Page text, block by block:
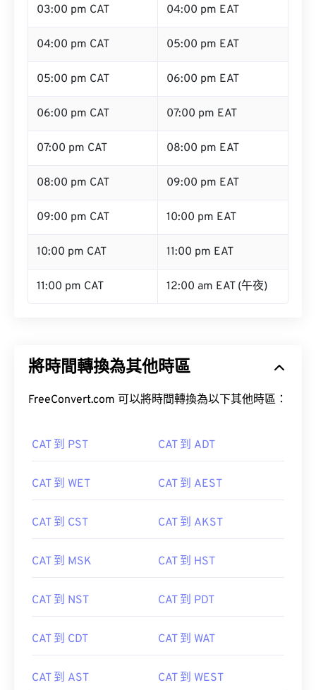
03:00 pm CAT 04:00 pm EAT
04:00 pm CAT 05:00 pm EAT
05:00 pm CAT 06:00 pm EAT
06:00 pm CAT 07:00 pm EAT
07:00 pm CAT 08:00 pm EAT
08:00 pm CAT 09:00 pm EAT
09:00 pm CAT 10:00 pm EAT
10:00 pm CAT 11:00 pm EAT
11:00 pm CAT 12:00 am EAT (午夜)
將時間轉換為其他時區
FreeConvert.com 可以將時間轉換為以下其他時區：
CAT 到 PST CAT 到 ADT
CAT 到 WET CAT 到 AEST
CAT 到 CST CAT 到 AKST
CAT 到 MSK CAT 到 HST
CAT 到 NST CAT 到 PDT
CAT 到 CDT CAT 到 WAT
CAT 到 AST CAT 到 WEST